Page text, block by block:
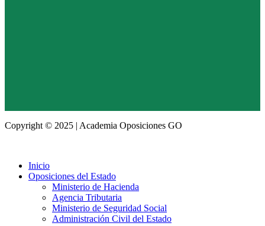
Copyright © 2025 | Academia Oposiciones GO
Inicio
Oposiciones del Estado
Ministerio de Hacienda
Agencia Tributaria
Ministerio de Seguridad Social
Administración Civil del Estado